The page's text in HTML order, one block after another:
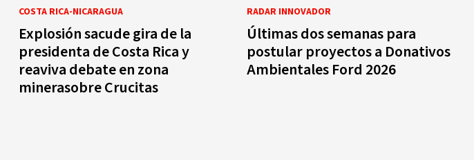
COSTA RICA-NICARAGUA
Explosión sacude gira de la
presidenta de Costa Rica y
reaviva debate en zona
minerasobre Crucitas
RADAR INNOVADOR
Últimas dos semanas para
postular proyectos a Donativos
Ambientales Ford 2026